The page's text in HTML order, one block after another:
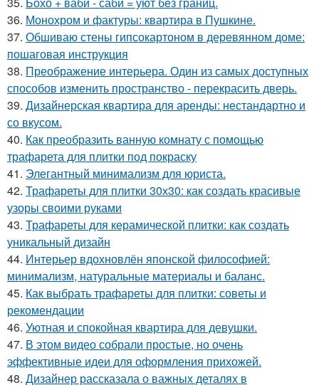
36. Монохром и фактуры: квартира в Пушкине.
37. Обшиваю стены гипсокартоном в деревянном доме:
пошаговая инструкция
38. Преображение интерьера. Один из самых доступных
способов изменить пространство - перекрасить дверь.
39. Дизайнерская квартира для аренды: нестандартно и
со вкусом.
40. Как преобразить ванную комнату с помощью
трафарета для плитки под покраску
41. Элегантный минимализм для юриста.
42. Трафареты для плитки 30х30: как создать красивые
узоры своими руками
43. Трафареты для керамической плитки: как создать
уникальный дизайн
44. Интерьер вдохновлён японской философией:
минимализм, натуральные материалы и баланс.
45. Как выбрать трафареты для плитки: советы и
рекомендации
46. Уютная и спокойная квартира для девушки.
47. В этом видео собрали простые, но очень
эффективные идеи для оформления прихожей.
48. Дизайнер рассказала о важных деталях в